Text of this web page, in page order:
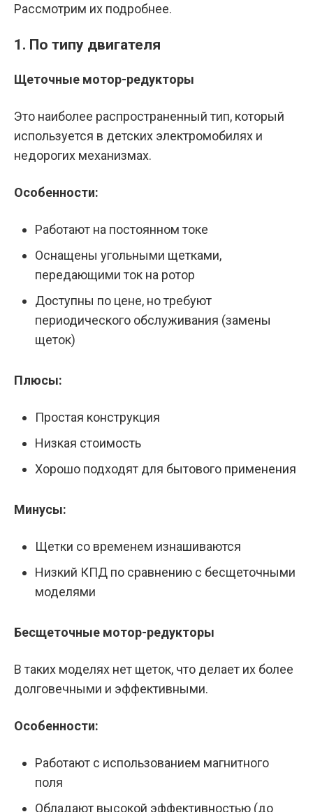
Рассмотрим их подробнее.
1. По типу двигателя
Щеточные мотор-редукторы
Это наиболее распространенный тип, который
используется в детских электромобилях и
недорогих механизмах.
Особенности:
Работают на постоянном токе
Оснащены угольными щетками,
передающими ток на ротор
Доступны по цене, но требуют
периодического обслуживания (замены
щеток)
Плюсы:
Простая конструкция
Низкая стоимость
Хорошо подходят для бытового применения
Минусы:
Щетки со временем изнашиваются
Низкий КПД по сравнению с бесщеточными
моделями
Бесщеточные мотор-редукторы
В таких моделях нет щеток, что делает их более
долговечными и эффективными.
Особенности:
Работают с использованием магнитного
поля
Обладают высокой эффективностью (до